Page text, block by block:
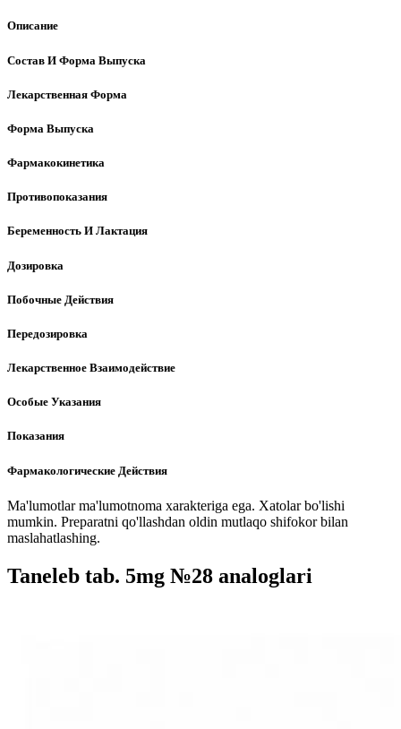
Описание
Состав И Форма Выпуска
Лекарственная Форма
Форма Выпуска
Фармакокинетика
Противопоказания
Беременность И Лактация
Дозировка
Побочные Действия
Передозировка
Лекарственное Взаимодействие
Особые Указания
Показания
Фармакологические Действия
Ma'lumotlar ma'lumotnoma xarakteriga ega. Xatolar bo'lishi
mumkin. Preparatni qo'llashdan oldin mutlaqo shifokor bilan
maslahatlashing.
Taneleb tab. 5mg №28 analoglari